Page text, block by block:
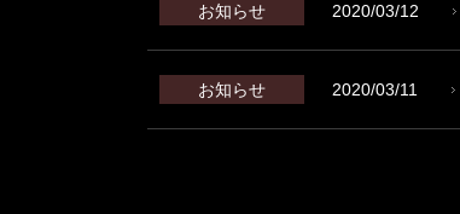
お知らせ 2020/03/12
お知らせ 2020/03/11